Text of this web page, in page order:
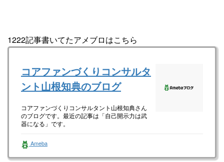
1222記事書いてたアメブロはこちら
コアファンづくりコンサルタ
ント山根知典のブログ
コアファンづくりコンサルタント山根知典さん
のブログです。最近の記事は「自己開示力は武
器になる」です。
Ameba